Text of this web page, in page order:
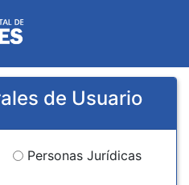
de Usuario
Personas Jurídicas